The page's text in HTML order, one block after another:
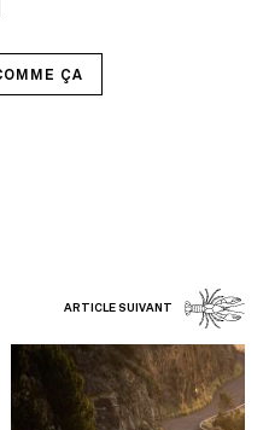
ÇA
ARTICLE SUIVANT